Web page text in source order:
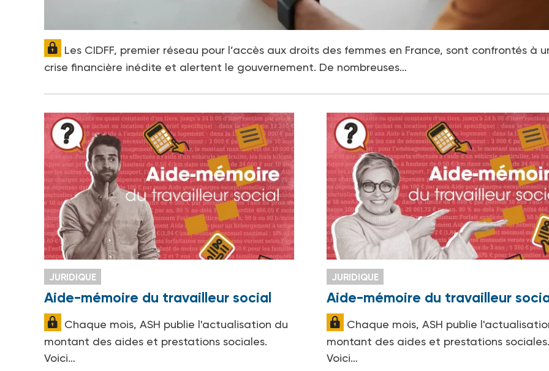
Les CIDFF, premier réseau pour l’accès aux droits des femmes en France, sont confrontés à
crise financière inédite et alertent le gouvernement. De nombreuses…
JURIDIQUE
Aide-mémoire du travailleur social
Chaque mois, ASH publie l'actualisation du
montant des aides et prestations sociales.
Voici…
JURIDIQUE
Aide-mémoire du travailleur
Chaque mois, ASH publie
montant des aides et prestations sociales.
Voici…